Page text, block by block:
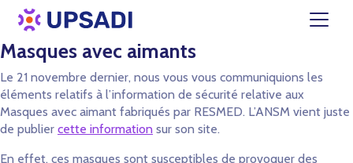
Masques avec aimants
Le 21 novembre dernier, nous vous vous communiquions les
éléments relatifs à l’information de sécurité relative aux
Masques avec aimant fabriqués par RESMED. L’ANSM vient juste
de publier cette information sur son site.
En effet, ces masques sont susceptibles de provoquer des